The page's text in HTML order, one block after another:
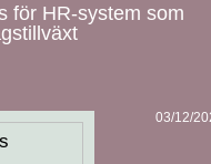
för HR-system som
03/12/